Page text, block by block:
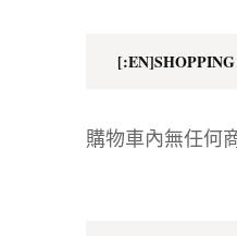
購物車內無任何